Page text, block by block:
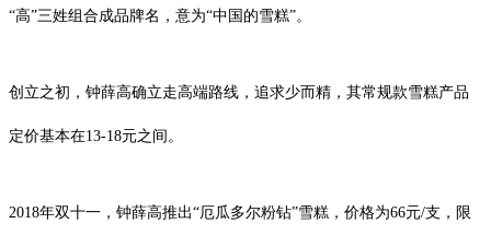
“高”三姓组合成品牌名，意为“中国的雪糕”。
创立之初，钟薛高确立走高端路线，追求少而精，其常规款雪糕产品
定价基本在13-18元之间。
2018年双十一，钟薛高推出“厄瓜多尔粉钻”雪糕，价格为66元/支，限